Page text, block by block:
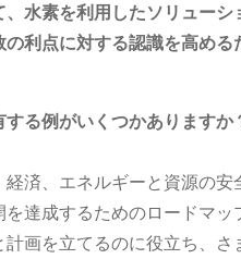
水素を利用したソリュー
利点に対する認識を高める
る例がいくつかありますか
済、エネルギーと資源の安
達成するためのロードマッ
画を立てるのに役立ち、さ